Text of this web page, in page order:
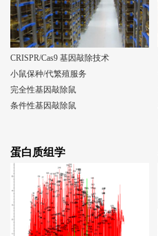
CRISPR/Cas9 基因敲除技术
小鼠保种/代繁殖服务
完全性基因敲除鼠
条件性基因敲除鼠
蛋白质组学